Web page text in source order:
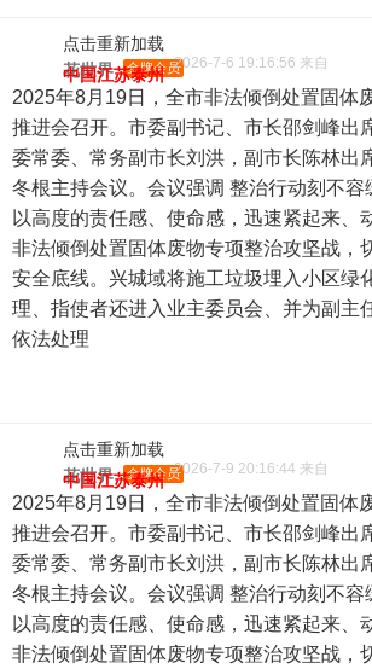
点击重新加载
花世界 金牌会员2026-7-6 19:16:56 来自
中国江苏泰州
2025年8月19日，全市非法倾倒处置固体
推进会召开。市委副书记、市长邵剑峰出
委常委、常务副市长刘洪，副市长陈林出
冬根主持会议。会议强调 整治行动刻不容
以高度的责任感、使命感，迅速紧起来、
非法倾倒处置固体废物专项整治攻坚战，
安全底线。兴城域将施工垃圾埋入小区绿
理、指使者还进入业主委员会、并为副主
依法处理
点击重新加载
花世界 金牌会员2026-7-9 20:16:44 来自
中国江苏泰州
2025年8月19日，全市非法倾倒处置固体
推进会召开。市委副书记、市长邵剑峰出
委常委、常务副市长刘洪，副市长陈林出
冬根主持会议。会议强调 整治行动刻不容
以高度的责任感、使命感，迅速紧起来、
非法倾倒处置固体废物专项整治攻坚战，